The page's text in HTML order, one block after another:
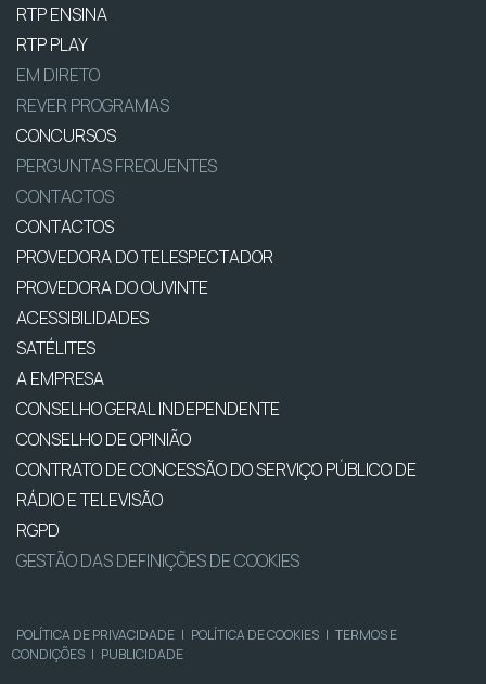
RTP ENSINA
RTP PLAY
EM DIRETO
REVER PROGRAMAS
CONCURSOS
PERGUNTAS FREQUENTES
CONTACTOS
CONTACTOS
PROVEDORA DO TELESPECTADOR
PROVEDORA DO OUVINTE
ACESSIBILIDADES
SATÉLITES
A EMPRESA
CONSELHO GERAL INDEPENDENTE
CONSELHO DE OPINIÃO
CONTRATO DE CONCESSÃO DO SERVIÇO PÚBLICO DE
RÁDIO E TELEVISÃO
RGPD
GESTÃO DAS DEFINIÇÕES DE COOKIES
POLÍTICA DE PRIVACIDADE | POLÍTICA DE COOKIES | TERMOS E
CONDIÇÕES | PUBLICIDADE